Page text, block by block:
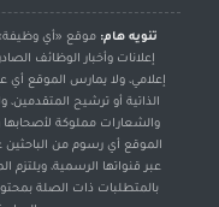
تنويه هام: موقع «أي
إعلانات وأخبار الوظائف
إعلامي، ولا يمارس الموقع
الذاتية أو ترشيح
والشعارات مملوكة
الموقع أي رسوم من الباحثين
عبر قنواتها الرسمية، ويلتزم
بالمتطلبات ذات الصلة